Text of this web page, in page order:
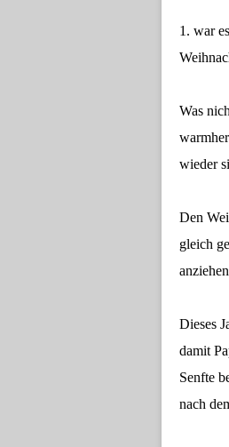
1. war
Was
wieder
Den
gleich
Dieses
damit
Senfte
nach